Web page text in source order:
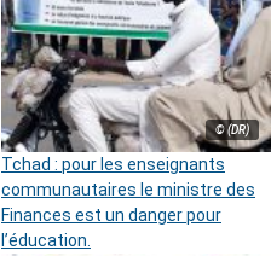
© (DR)
Tchad : pour les enseignants
communautaires le ministre des
Finances est un danger pour
l’éducation.